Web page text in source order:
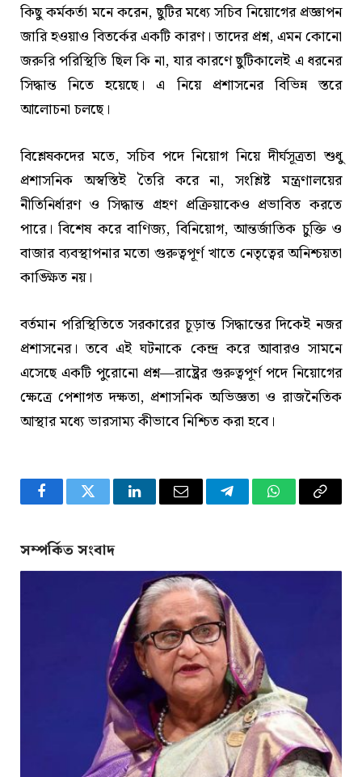
কিছু কর্মকর্তা মনে করেন, ছুটির মধ্যে সচিব নিয়োগের প্রজ্ঞাপন
জারি হওয়াও বিতর্কের একটি কারণ। তাদের প্রশ্ন, এমন কোনো
জরুরি পরিস্থিতি ছিল কি না, যার কারণে ছুটিকালেই এ ধরনের
সিদ্ধান্ত নিতে হয়েছে। এ নিয়ে প্রশাসনের বিভিন্ন স্তরে
আলোচনা চলছে।
বিশ্লেষকদের মতে, সচিব পদে নিয়োগ নিয়ে দীর্ঘসূত্রতা শুধু
প্রশাসনিক অস্বস্তিই তৈরি করে না, সংশ্লিষ্ট মন্ত্রণালয়ের
নীতিনির্ধারণ ও সিদ্ধান্ত গ্রহণ প্রক্রিয়াকেও প্রভাবিত করতে
পারে। বিশেষ করে বাণিজ্য, বিনিয়োগ, আন্তর্জাতিক চুক্তি ও
বাজার ব্যবস্থাপনার মতো গুরুত্বপূর্ণ খাতে নেতৃত্বের অনিশ্চয়তা
কাঙ্ক্ষিত নয়।
বর্তমান পরিস্থিতিতে সরকারের চূড়ান্ত সিদ্ধান্তের দিকেই নজর
প্রশাসনের। তবে এই ঘটনাকে কেন্দ্র করে আবারও সামনে
এসেছে একটি পুরোনো প্রশ্ন—রাষ্ট্রের গুরুত্বপূর্ণ পদে নিয়োগের
ক্ষেত্রে পেশাগত দক্ষতা, প্রশাসনিক অভিজ্ঞতা ও রাজনৈতিক
আস্থার মধ্যে ভারসাম্য কীভাবে নিশ্চিত করা হবে।
FacebookTwitter LinkedInEmail TelegramWhatsApp
Copy
সম্পর্কিত সংবাদ